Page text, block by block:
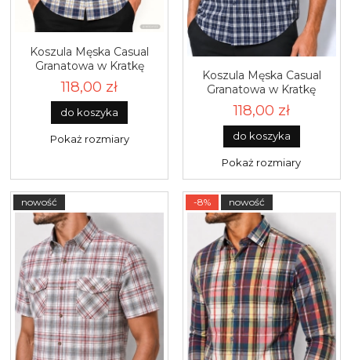
Koszula Męska Casual
Granatowa w Kratkę
Duże rozmiary Formax
R635
118,00 zł
do koszyka
Pokaż rozmiary
Koszula Męska Casual
Granatowa w Kratkę
Duże rozmiary Formax
R627
118,00 zł
do koszyka
Pokaż rozmiary
nowość -8% nowość